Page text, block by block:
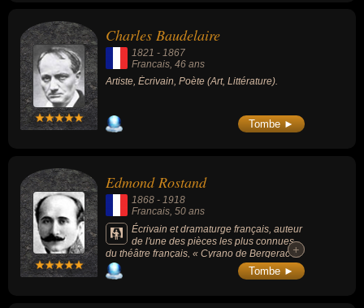
Charles Baudelaire
1821 - 1867
Francais, 46 ans
Artiste, Écrivain, Poète (Art, Littérature).
Tombe ►
Edmond Rostand
1868 - 1918
Francais, 50 ans
Écrivain et dramaturge français, auteur
de l'une des pièces les plus connues
du théâtre français, « Cyrano de Bergerac »
(1897), époux de la poétesse Rosemonde
Gérard et père de l'écrivain, biologiste et
+
+
Tombe ►